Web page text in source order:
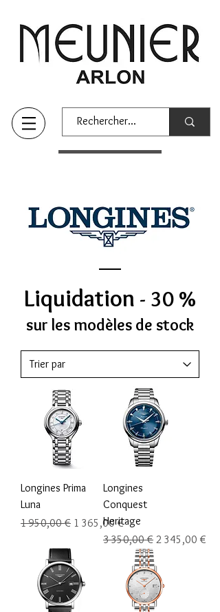
Liquidation - 30 %
sur les modèles de stock
Longines Prima
Luna
Prix original
1 950,00 € Prix promotionnel
1 365,00 €
Longines
Conquest
Heritage
Prix original
3 350,00 € Prix
2 345,00 €